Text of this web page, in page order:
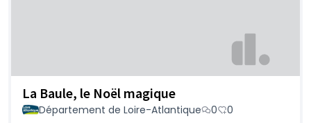
La Baule, le Noël magique
Département de Loire-Atlantique 0 0